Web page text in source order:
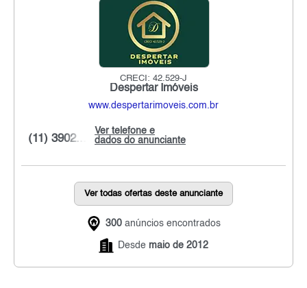
CRECI: 42.529-J
Despertar Imóveis
www.despertarimoveis.com.br
Ver telefone e
dados do anunciante
(11) 3902...
Ver todas ofertas deste anunciante
300 anúncios encontrados
Desde maio de 2012